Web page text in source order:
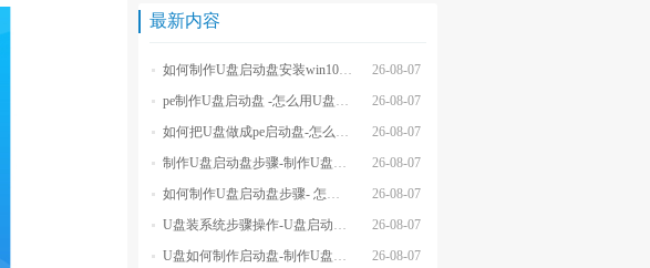
最新内容
26-08-07
如何制作U盘启动盘安装win10系统-怎么制作U盘启动盘安装win10系
26-08-07
pe制作U盘启动盘 -怎么用U盘制作pe系统启动盘
26-08-07
如何把U盘做成pe启动盘-怎么把U盘做成pe启动盘
26-08-07
制作U盘启动盘步骤-制作U盘启动盘详细方法
26-08-07
如何制作U盘启动盘步骤- 怎么制作U盘启动盘步骤
26-08-07
U盘装系统步骤操作-U盘启动重装系统步骤
26-08-07
U盘如何制作启动盘-制作U盘启动盘重装